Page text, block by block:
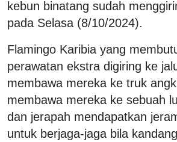
kebun binatang sudah
pada Selasa (8/10/2024).
Flamingo Karibia yang
perawatan ekstra digiring ke
membawa mereka ke truk
membawa mereka ke sebuah
dan jerapah mendapatkan
untuk berjaga-jaga bila